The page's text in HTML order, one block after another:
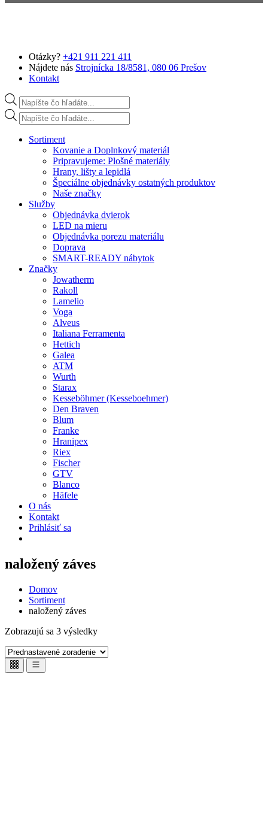
Otázky? +421 911 221 411
Nájdete nás Strojnícka 18/8581, 080 06 Prešov
Kontakt
Products search
Products search
Sortiment
Kovanie a Doplnkový materiál
Pripravujeme: Plošné materiály
Hrany, lišty a lepidlá
Špeciálne objednávky ostatných produktov
Naše značky
Služby
Objednávka dvierok
LED na mieru
Objednávka porezu materiálu
Doprava
SMART-READY nábytok
Značky
Jowatherm
Rakoll
Lamelio
Voga
Alveus
Italiana Ferramenta
Hettich
Galea
ATM
Wurth
Starax
Kesseböhmer (Kesseboehmer)
Den Braven
Blum
Franke
Hranipex
Riex
Fischer
GTV
Blanco
Häfele
O nás
Kontakt
Prihlásiť sa
naložený záves
Domov
Sortiment
naložený záves
Zobrazujú sa 3 výsledky